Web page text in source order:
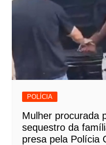
POLÍCIA
Mulher procurada
sequestro da
presa pela Polícia